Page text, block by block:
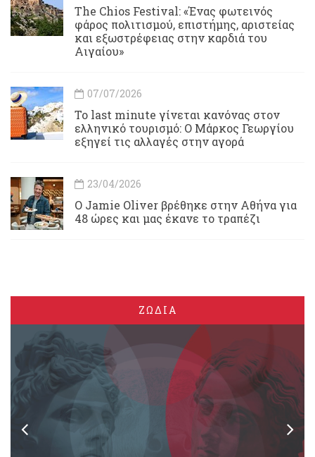
Τhe Chios Festival: «Ένας φωτεινός
φάρος πολιτισμού, επιστήμης, αριστείας
και εξωστρέφειας στην καρδιά του
Αιγαίου»
07/07/2026
Το last minute γίνεται κανόνας στον
ελληνικό τουρισμό: Ο Μάρκος Γεωργίου
εξηγεί τις αλλαγές στην αγορά
23/04/2026
Ο Jamie Oliver βρέθηκε στην Αθήνα για
48 ώρες και μας έκανε το τραπέζι
ΖΩΔΙΑ